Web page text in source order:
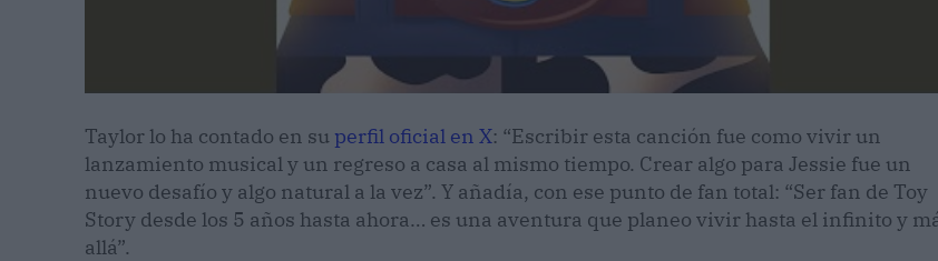
Taylor lo ha contado en su perfil oficial en X: “Escribir esta canción fue como vivir un
lanzamiento musical y un regreso a casa al mismo tiempo. Crear algo para Jessie fue un
nuevo desafío y algo natural a la vez”. Y añadía, con ese punto de fan total: “Ser fan de Toy
Story desde los 5 años hasta ahora… es una aventura que planeo vivir hasta el infinito y
allá”.